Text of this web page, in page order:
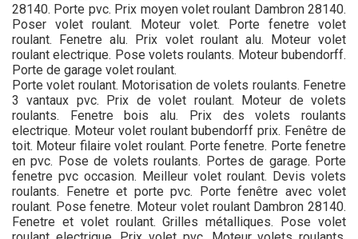
28140. Porte pvc. Prix moyen volet roulant Dambron 28140.
Poser volet roulant. Moteur volet. Porte fenetre volet
roulant. Fenetre alu. Prix volet roulant alu. Moteur volet
roulant electrique. Pose volets roulants. Moteur bubendorff.
Porte de garage volet roulant.
Porte volet roulant. Motorisation de volets roulants. Fenetre
3 vantaux pvc. Prix de volet roulant. Moteur de volets
roulants. Fenetre bois alu. Prix des volets roulants
electrique. Moteur volet roulant bubendorff prix. Fenêtre de
toit. Moteur filaire volet roulant. Porte fenetre. Porte fenetre
en pvc. Pose de volets roulants. Portes de garage. Porte
fenetre pvc occasion. Meilleur volet roulant. Devis volets
roulants. Fenetre et porte pvc. Porte fenêtre avec volet
roulant. Pose fenetre. Moteur volet roulant Dambron 28140.
Fenetre et volet roulant. Grilles métalliques. Pose volet